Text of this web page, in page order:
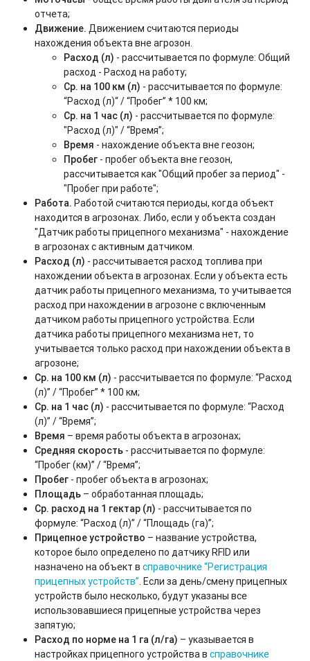
отчета;
Движение.Движением считаются периоды
нахождения объекта вне агрозон.
Расход (л) - рассчитывается по формуле: Общий
расход - Расход на работу;
Ср. на 100 км (л) - рассчитывается по формуле:
“Расход (л)“ / “Пробег” * 100 км;
Ср. на 1 час (л) - рассчитывается по формуле:
"Расход (л)" / “Время”;
Время - нахождение объекта вне геозон;
Пробег - пробег объекта вне геозон,
рассчитывается как "Общий пробег за период" -
"Пробег при работе";
Работа.Работой считаются периоды, когда объект
находится в агрозонах. Либо, если у объекта создан
"Датчик работы прицепного механизма" - нахождение
в агрозонах с активным датчиком.
Расход (л) - рассчитывается расход топлива при
нахождении объекта в агрозонах. Если у объекта есть
датчик работы прицепного механизма, то учитывается
расход при нахождении в агрозоне с включенным
датчиком работы прицепного устройства. Если
датчика работы прицепного механизма нет, то
учитывается только расход при нахождении объекта в
агрозоне;
Ср. на 100 км (л) - рассчитывается по формуле: “Расход
(л)” / “Пробег” * 100 км;
Ср. на 1 час (л) - рассчитывается по формуле: “Расход
(л)” / “Время”;
Время – время работы объекта в агрозонах;
Средняя скорость - рассчитывается по формуле:
“Пробег (км)” / “Время”;
Пробег - пробег объекта в агрозонах;
Площадь – обработанная площадь;
Ср. расход на 1 гектар (л) - рассчитывается по
формуле: “Расход (л)” / “Площадь (га)”;
Прицепное устройство – название устройства,
которое было определено по датчику RFID или
назначено на объект всправочнике “Регистрация
прицепных устройств”. Если за день/смену прицепных
устройств было несколько, будут указаны все
использовавшиеся прицепные устройства через
запятую;
Расход по норме на 1 га (л/га) – указывается в
настройках прицепного устройства всправочнике